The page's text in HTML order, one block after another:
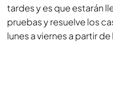
tardes y es que estarán
pruebas y resuelve los
lunes a viernes a partir